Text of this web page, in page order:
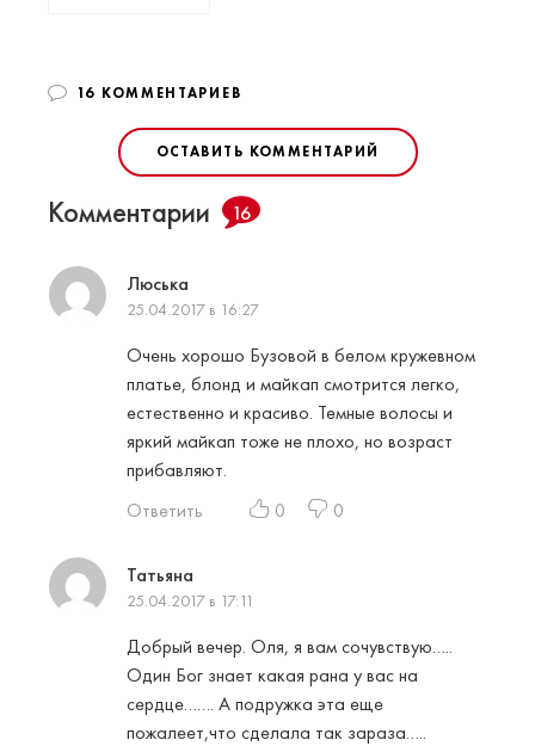
16 КОММЕНТАРИЕВ
ОСТАВИТЬ КОММЕНТАРИЙ
Комментарии 16
Люська
25.04.2017 в 16:27
Очень хорошо Бузовой в белом кружевном
платье, блонд и майкап смотрится легко,
естественно и красиво. Темные волосы и
яркий майкап тоже не плохо, но возраст
прибавляют.
Ответить
0 0
Татьяна
25.04.2017 в 17:11
Добрый вечер. Оля, я вам сочувствую…..
Один Бог знает какая рана у вас на
сердце……. А подружка эта еще
пожалеет,что сделала так зараза…..